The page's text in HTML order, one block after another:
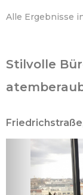
Alle Ergebnisse
Stilvolle